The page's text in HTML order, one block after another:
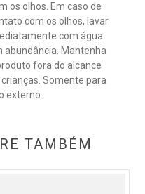
os olhos. Em caso de
com os olhos, lavar
com água
abundância. Mantenha
fora do alcance
crianças. Somente para
externo.
TAMBÉM